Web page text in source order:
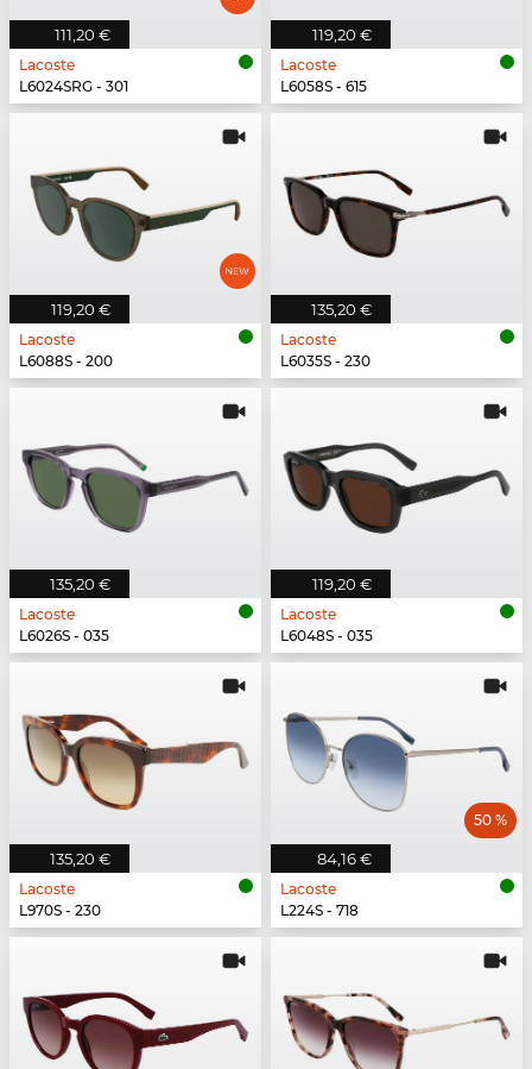
111,20 €
Lacoste
L6024SRG - 301
119,20 €
Lacoste
L6058S - 615
119,20 €
Lacoste
L6088S - 200
135,20 €
Lacoste
L6035S - 230
135,20 €
Lacoste
L6026S - 035
119,20 €
Lacoste
L6048S - 035
135,20 €
Lacoste
L970S - 230
84,16 €
50 %
Lacoste
L224S - 718